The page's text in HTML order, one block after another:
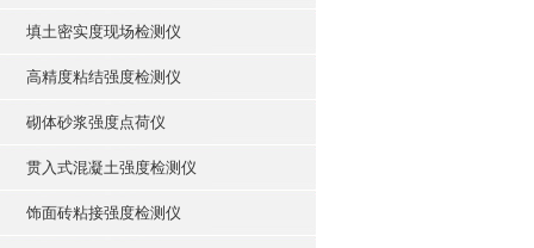
填土密实度现场检测仪
高精度粘结强度检测仪
砌体砂浆强度点荷仪
贯入式混凝土强度检测仪
饰面砖粘接强度检测仪